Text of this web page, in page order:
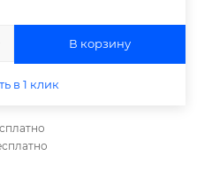
В корзину
в 1 клик